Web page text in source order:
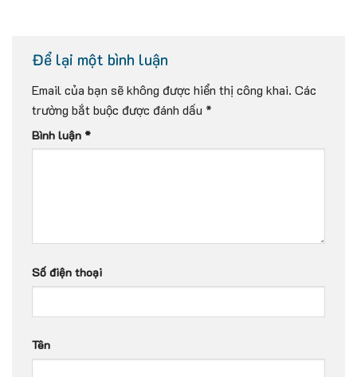
Để lại một bình luận
Email của bạn sẽ không được hiển thị công khai. Các
trường bắt buộc được đánh dấu *
Bình luận *
Số điện thoại
Tên